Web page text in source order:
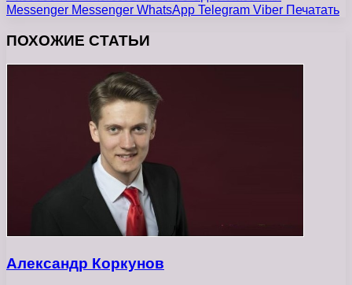
Messenger Messenger WhatsApp Telegram Viber Печатать
ПОХОЖИЕ СТАТЬИ
Александр Коркунов